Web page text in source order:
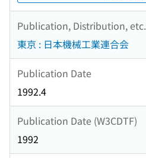
Publication, Distribution, etc.
東京 : 日本機械工業連合会
Publication Date
1992.4
Publication Date (W3CDTF)
1992